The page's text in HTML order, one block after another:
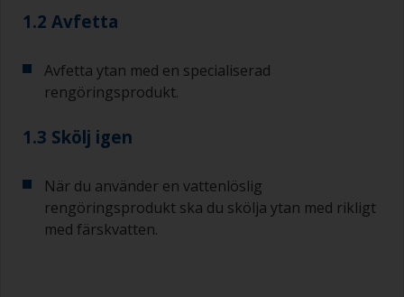
1.2 Avfetta
Avfetta ytan med en specialiserad
rengöringsprodukt.
1.3 Skölj igen
När du använder en vattenlöslig
rengöringsprodukt ska du skölja ytan med rikligt
med färskvatten.